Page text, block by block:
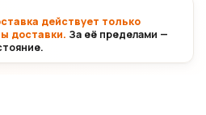
действует только
доставки. За её пределами —